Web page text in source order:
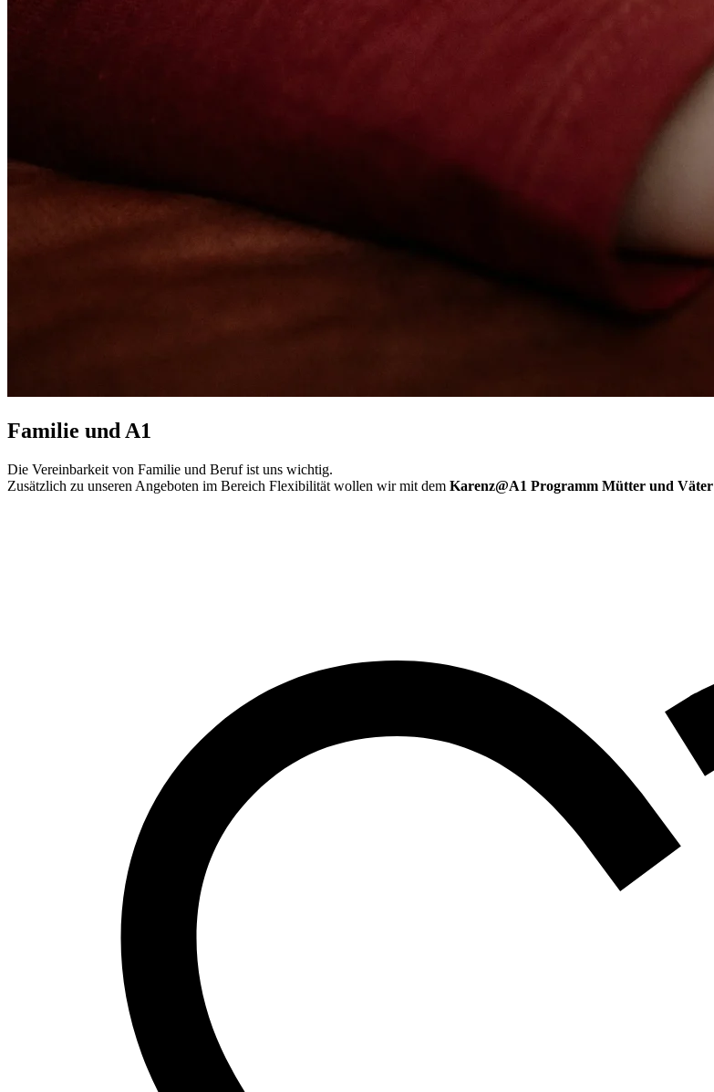
Familie und A1
Die Vereinbarkeit von Familie und Beruf ist uns wichtig.
Zusätzlich zu unseren Angeboten im Bereich Flexibilität wollen wir mit dem Karenz@A1 Programm Mütter und Väter